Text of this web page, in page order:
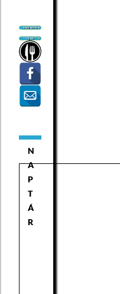
N
A
P
T
Á
R